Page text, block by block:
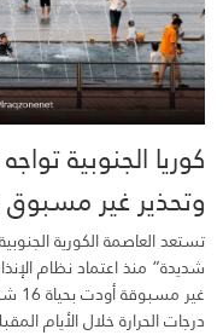
وتحذير غير
تستعد العاصمة الكورية
شديدة” منذ اعتماد نظام
درجات الحرارة خلال الأيام